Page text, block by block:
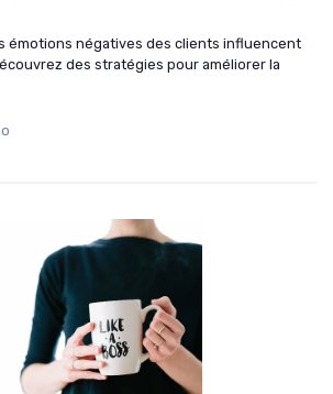
émotions négatives des clients influencent
des stratégies pour améliorer la